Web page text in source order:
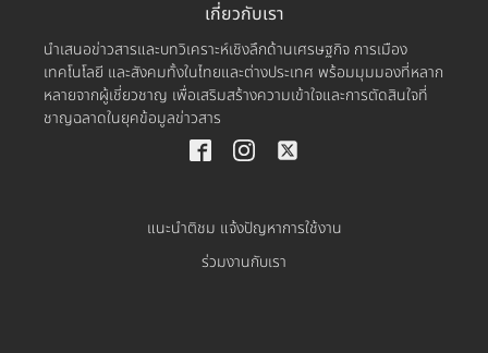
เกี่ยวกับเรา
นำเสนอข่าวสารและบทวิเคราะห์เชิงลึกด้านเศรษฐกิจ การเมือง
เทคโนโลยี และสังคมทั้งในไทยและต่างประเทศ พร้อมมุมมองที่หลาก
หลายจากผู้เชี่ยวชาญ เพื่อเสริมสร้างความเข้าใจและการตัดสินใจที่
ชาญฉลาดในยุคข้อมูลข่าวสาร
แนะนำติชม แจ้งปัญหาการใช้งาน
ร่วมงานกับเรา